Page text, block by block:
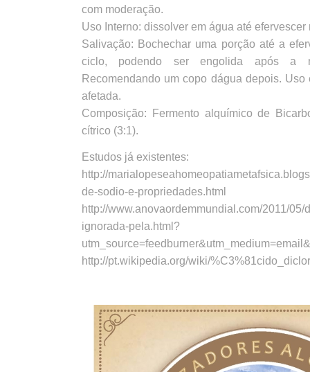
com moderação.
Uso Interno: dissolver em água até
Salivação: Bochechar uma porção até a
ciclo, podendo ser engolida após a
Recomendando um copo dágua depois.
afetada.
Composição: Fermento alquímico de
cítrico (3:1).
Estudos já existentes:
http://
de-sodio-e-propriedades.html
http://www.anovaordemmundial.com/2011/05/
ignorada-pela.html?
http://pt.wikipedia.org/wiki/